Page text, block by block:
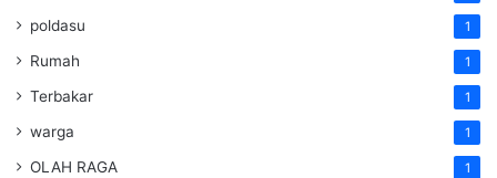
poldasu 1
Rumah 1
Terbakar 1
warga 1
OLAH RAGA 1